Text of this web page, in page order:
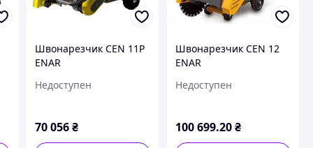
Швонарезчик CEN 11Р
ENAR
Недоступен
70 056 ₴
Швонарезчик CEN 12
ENAR
Недоступен
100 699.20₴